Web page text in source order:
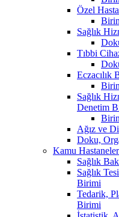
Özel
Sağlık
Tıbbi
Eczacılık
Sağlık
Denetim
Ağız ve
Doku,
Kamu
Sağlık
Sağlık
Birimi
Tedarik,
Birimi